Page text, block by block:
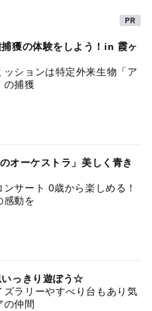
獲の体験をしよう！in 霞ヶ
ッションは特定外来生物「ア
の捕獲
オーケストラ」美しく青き
サート 0歳から楽しめる！
感動を
いっきり遊ぼう☆
ズラリーやすべり台もあり気
の仲間